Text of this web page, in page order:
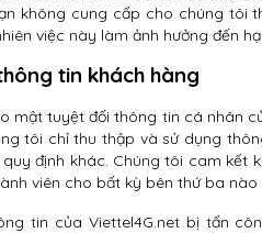
không cung cấp cho chúng tôi
việc này làm ảnh hưởng đến
tin khách hàng
mật tuyệt đối thông tin cá nhân
tôi chỉ thu thập và sử dụng
định khác. Chúng tôi cam kết
viên cho bất kỳ bên thứ ba
tin của Viettel4G.net bị tấn